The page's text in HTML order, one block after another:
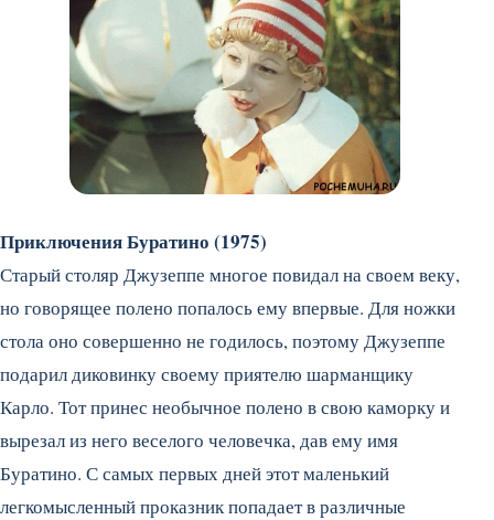
Приключения Буратино (1975)
Старый столяр Джузеппе многое повидал на своем веку,
но говорящее полено попалось ему впервые. Для ножки
стола оно совершенно не годилось, поэтому Джузеппе
подарил диковинку своему приятелю шарманщику
Карло. Тот принес необычное полено в свою каморку и
вырезал из него веселого человечка, дав ему имя
Буратино. С самых первых дней этот маленький
легкомысленный проказник попадает в различные